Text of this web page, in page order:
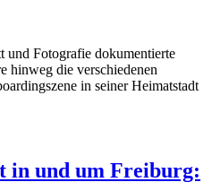
und Fotografie dokumentierte
hinweg die verschiedenen
in seiner Heimatstadt
in und um Freiburg: